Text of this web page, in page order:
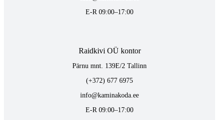
E-R 09:00–17:00
Raidkivi OÜ kontor
Pärnu mnt. 139E/2 Tallinn
(+372) 677 6975
info@kaminakoda.ee
E-R 09:00–17:00